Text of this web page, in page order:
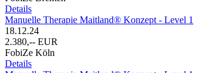
Details
Manuelle Therapie Maitland® Konzept - Level 1
18.12.24
2.380,-- EUR
FobiZe Köln
Details